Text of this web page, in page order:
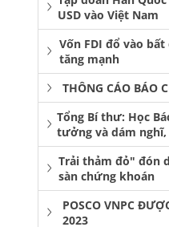
USD vào Việt Nam
Vốn FDI đổ vào
tăng mạnh
THÔNG CÁO BÁO
Tổng Bí thư: Học
tưởng và dám nghĩ,
Trải thảm đỏ" đón
sàn chứng khoán
POSCO VNPC
2023